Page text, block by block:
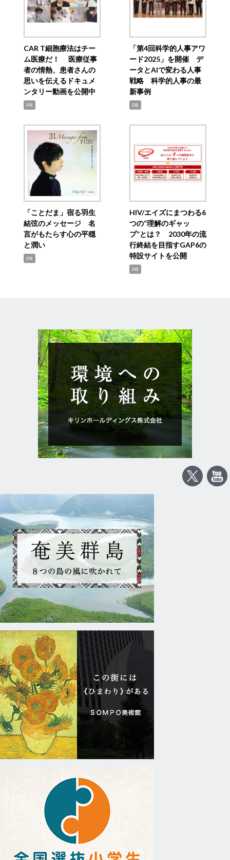
CAR T細胞療法はチー
ム医療だ！ 医療従事
者の情熱、患者さんの
思いを伝えるドキュメ
ンタリー動画を公開中
PR
「第4回科学的人事アワ
ード2025」を開催 デ
ータとAIで変わる人事
戦略 科学的人事の最
新事例
PR
「ことだま」宿る羽生
結弦のメッセージ 名
言がもたらす心の平穏
と潤い
PR
HIV/エイズにまつわる6
つの“理解のギャッ
プ”とは？ 2030年の流
行終結を目指すGAP6の
特設サイトを公開
PR